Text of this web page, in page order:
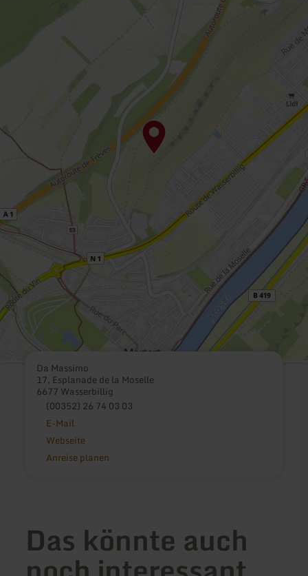
Da Massimo
17, Esplanade de la Moselle
6677 Wasserbillig
(00352) 26 74 03 03
E-Mail
Webseite
Anreise planen
Das könnte auch